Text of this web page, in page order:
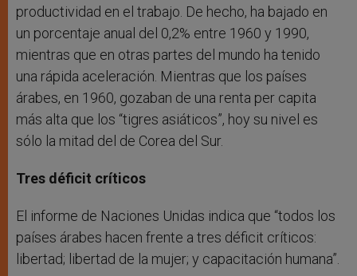
productividad en el trabajo. De hecho, ha bajado en
un porcentaje anual del 0,2% entre 1960 y 1990,
mientras que en otras partes del mundo ha tenido
una rápida aceleración. Mientras que los países
árabes, en 1960, gozaban de una renta per capita
más alta que los “tigres asiáticos”, hoy su nivel es
sólo la mitad del de Corea del Sur.
Tres déficit críticos
El informe de Naciones Unidas indica que “todos los
países árabes hacen frente a tres déficit críticos:
libertad; libertad de la mujer; y capacitación humana”.